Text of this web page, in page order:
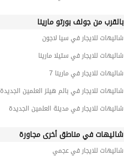
بالقرب من جولف بورتو مارينا
شاليهات للايجار في سيا لاجون
شاليهات للايجار في ستيلا مارينا
شاليهات للايجار في مارينا 7
شاليهات للايجار في بالم هيلز العلمين الجديدة
شاليهات للايجار في مدينة العلمين الجديدة
شاليهات في مناطق أخرى مجاورة
شاليهات للايجار في عجمي